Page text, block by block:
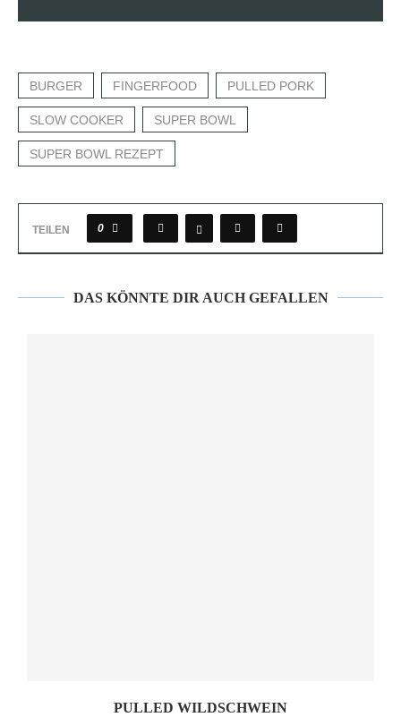
BURGER FINGERFOOD PULLED PORK
SLOW COOKER SUPER BOWL
SUPER BOWL REZEPT
TEILEN 0
DAS KÖNNTE DIR AUCH GEFALLEN
PULLED WILDSCHWEIN